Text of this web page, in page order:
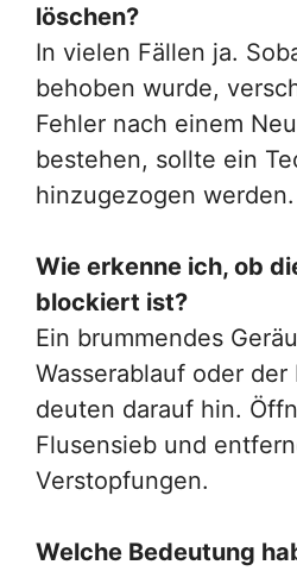
löschen?
In vielen Fällen ja.
behoben wurde,
Fehler nach einem
bestehen, sollte ein
hinzugezogen werden.
Wie erkenne ich, ob
blockiert ist?
Ein brummendes
Wasserablauf oder der
deuten darauf hin.
Flusensieb und
Verstopfungen.
Welche Bedeutung